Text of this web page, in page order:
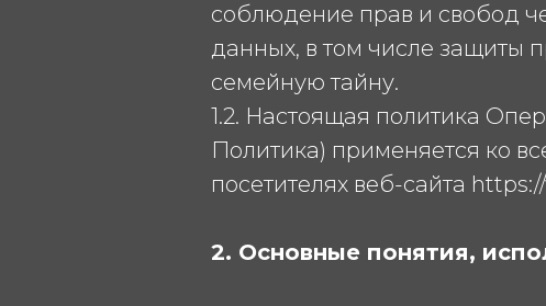
соблюдение прав и свобод
данных, в том числе защиты
семейную тайну.
1.2. Настоящая политика
Политика) применяется ко
посетителях веб-сайта
2. Основные понятия,